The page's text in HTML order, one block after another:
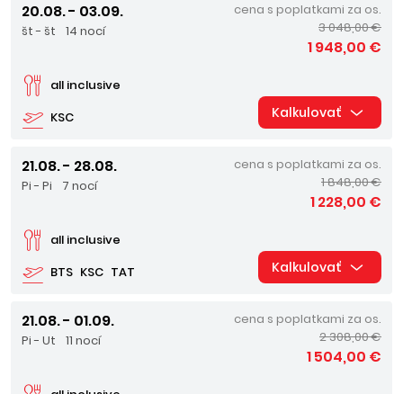
20.08. - 03.09.
št - št 14 nocí
KSC
all inclusive
cena s poplatkami za os.
3 048,00 €
1 948,00 €
Kalkulovať
21.08. - 28.08.
Pi - Pi 7 nocí
BTS KSC TAT
all inclusive
cena s poplatkami za os.
1 848,00 €
1 228,00 €
Kalkulovať
21.08. - 01.09.
Pi - Ut 11 nocí
cena s poplatkami za os.
2 308,00 €
1 504,00 €